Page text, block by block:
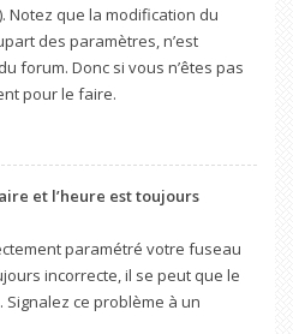
Notez que la modification du
des paramètres, n’est
forum. Donc si vous n’êtes pas
pour le faire.
et l’heure est toujours
paramétré votre fuseau
incorrecte, il se peut que le
Signalez ce problème à un